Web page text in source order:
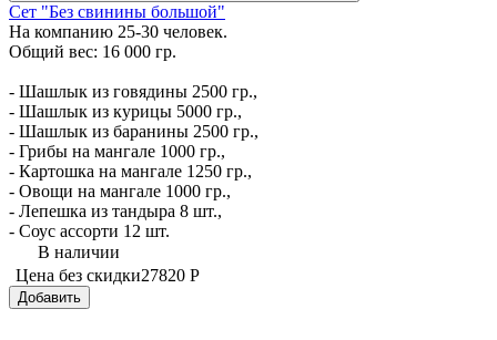
Сет "Без свинины большой"
На компанию 25-30 человек.
Общий вес: 16 000 гр.
- Шашлык из говядины 2500 гр.,
- Шашлык из курицы 5000 гр.,
- Шашлык из баранины 2500 гр.,
- Грибы на мангале 1000 гр.,
- Картошка на мангале 1250 гр.,
- Овощи на мангале 1000 гр.,
- Лепешка из тандыра 8 шт.,
- Соус ассорти 12 шт.
В наличии
Цена без скидки27820 Р
Добавить